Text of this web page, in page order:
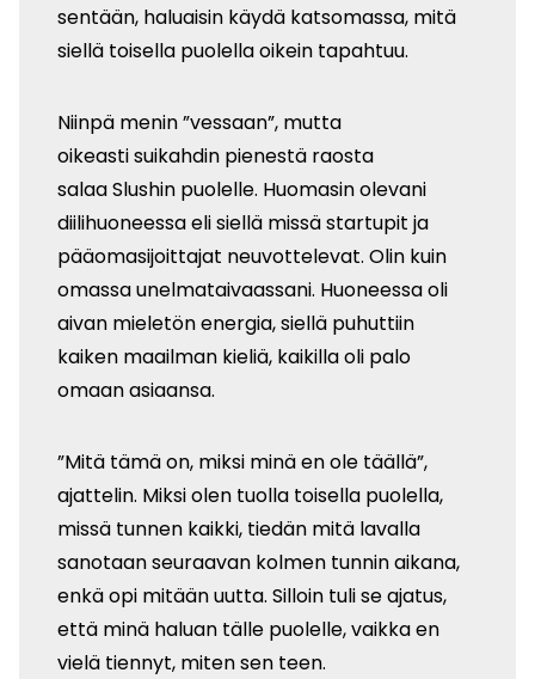
sentään, haluaisin käydä katsomassa, mitä
siellä toisella puolella oikein tapahtuu.
Niinpä menin ”vessaan”, mutta
oikeasti suikahdin pienestä raosta
salaa Slushin puolelle. Huomasin olevani
diilihuoneessa eli siellä missä startupit ja
pääomasijoittajat neuvottelevat. Olin kuin
omassa unelmataivaassani. Huoneessa oli
aivan mieletön energia, siellä puhuttiin
kaiken maailman kieliä, kaikilla oli palo
omaan asiaansa.
”Mitä tämä on, miksi minä en ole täällä”,
ajattelin. Miksi olen tuolla toisella puolella,
missä tunnen kaikki, tiedän mitä lavalla
sanotaan seuraavan kolmen tunnin aikana,
enkä opi mitään uutta. Silloin tuli se ajatus,
että minä haluan tälle puolelle, vaikka en
vielä tiennyt, miten sen teen.